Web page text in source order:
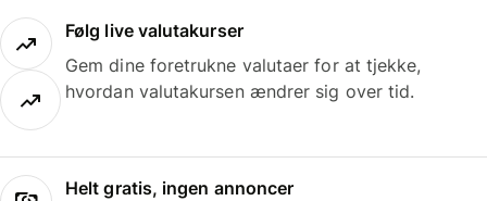
Følg live valutakurser
Gem dine foretrukne valutaer for at tjekke,
hvordan valutakursen ændrer sig over tid.
Helt gratis, ingen annoncer